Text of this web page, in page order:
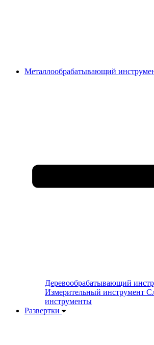
Металлообрабатывающий
Деревообрабатывающий
Измерительный инструмент
инструменты
Развертки